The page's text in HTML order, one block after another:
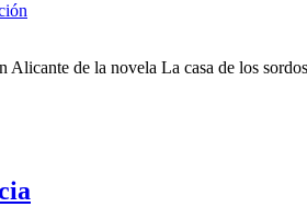
de la novela La casa de los